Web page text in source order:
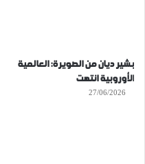
بشير ديان من الصويرة: العالمية
الأوروبية انتهت
27/06/2026